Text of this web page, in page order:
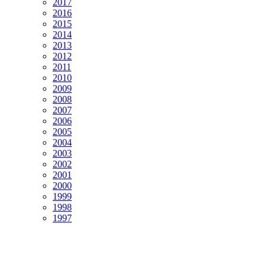
2017
2016
2015
2014
2013
2012
2011
2010
2009
2008
2007
2006
2005
2004
2003
2002
2001
2000
1999
1998
1997